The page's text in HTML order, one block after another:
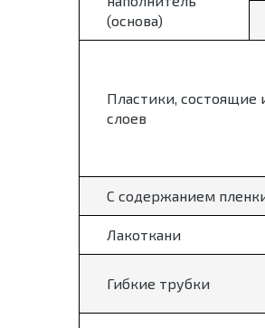
(основа)
Пластики, состоящие
слоев
С содержанием
Лакоткани
Гибкие трубки